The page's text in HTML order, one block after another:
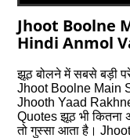
Jhoot Boolne
Hindi Anmol
झूठ बोलने में सबसे बड़ी
Jhoot Boolne Main
Jhooth Yaad
Quotes झूठ भी कितना
तो गुस्‍सा आता है।